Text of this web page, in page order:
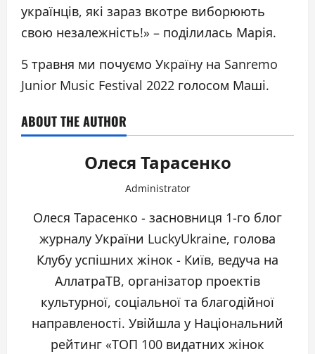
українців, які зараз вкотре виборюють
свою незалежність!» – поділилась Марія.
5 травня ми почуємо Україну на Sanremo
Junior Music Festival 2022 голосом Маші.
ABOUT THE AUTHOR
Олеся Тарасенко
Administrator
Олеся Тарасенко - засновниця 1-го блог
журналу України LuckyUkraine, голова
Клубу успішних жінок - Київ, ведуча на
АллатраТВ, організатор проектів
культурної, соціальної та благодійної
направленості. Увійшла у Національний
рейтинг «ТОП 100 видатних жінок